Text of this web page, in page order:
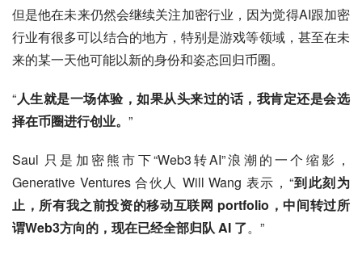
但是他在未来仍然会继续关注加密行业，因为觉得AI跟加密
行业有很多可以结合的地方，特别是游戏等领域，甚至在未
来的某一天他可能以新的身份和姿态回归币圈。
“人生就是一场体验，如果从头来过的话，我肯定还是会选
择在币圈进行创业。 ”
Saul 只是加密熊市下“Web3转AI”浪潮的一个缩影，
Generative Ventures 合伙人 Will Wang 表示，“到此刻为
止，所有我之前投资的移动互联网 portfolio，中间转过所
谓Web3方向的，现在已经全部归队 AI 了。”